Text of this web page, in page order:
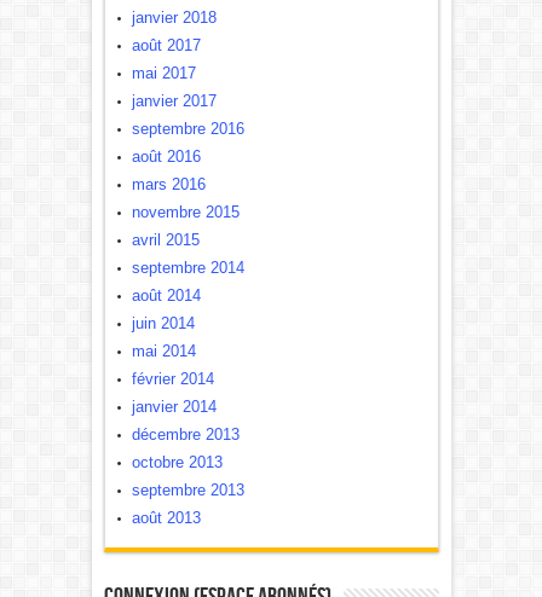
janvier 2018
août 2017
mai 2017
janvier 2017
septembre 2016
août 2016
mars 2016
novembre 2015
avril 2015
septembre 2014
août 2014
juin 2014
mai 2014
février 2014
janvier 2014
décembre 2013
octobre 2013
septembre 2013
août 2013